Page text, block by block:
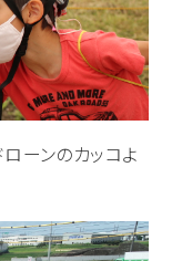
ーンのカッコよ